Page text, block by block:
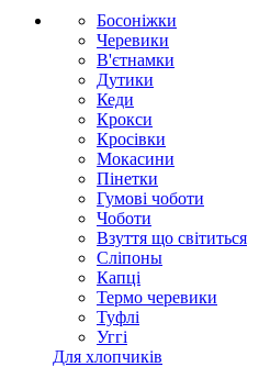
Босоніжки
Черевики
В'єтнамки
Дутики
Кеди
Крокси
Кросівки
Мокасини
Пінетки
Гумові чоботи
Чоботи
Взуття що світиться
Сліпоны
Капці
Термо черевики
Туфлі
Уггі
Для хлопчиків